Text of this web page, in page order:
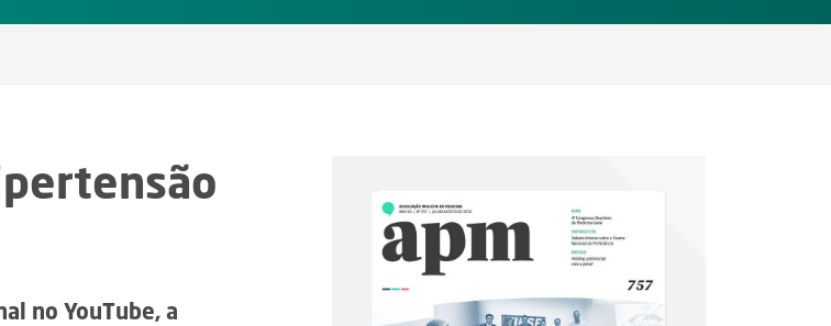
no YouTube, a